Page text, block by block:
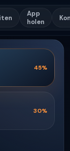
App
holen
45%
30%